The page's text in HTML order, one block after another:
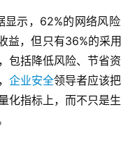
显示，62%的网络风
益，但只有36%的采
包括降低风险、节省
企业安全领导者应该
化指标上，而不只是